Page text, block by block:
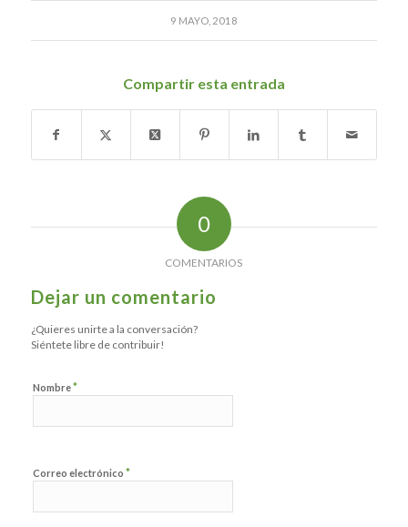
9 MAYO, 2018
Compartir esta entrada
0
COMENTARIOS
Dejar un comentario
¿Quieres unirte a la conversación?
Siéntete libre de contribuir!
Nombre*
Correo electrónico *